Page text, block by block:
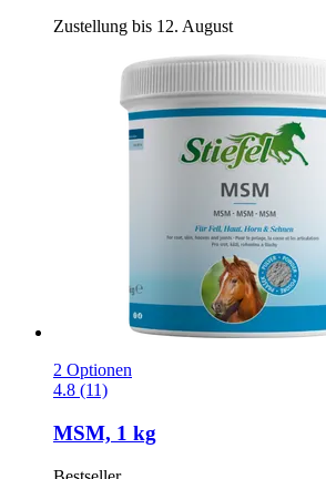
Zustellung bis 12. August
2 Optionen
4.8 (11)
MSM, 1 kg